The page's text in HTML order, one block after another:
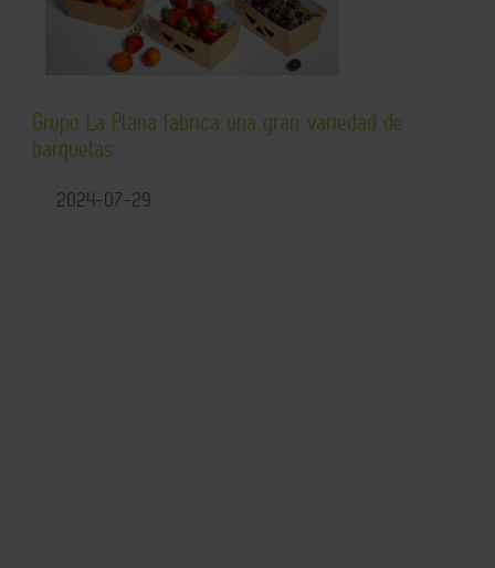
Grupo La Plana fabrica una gran variedad de
barquetas
2024-07-29